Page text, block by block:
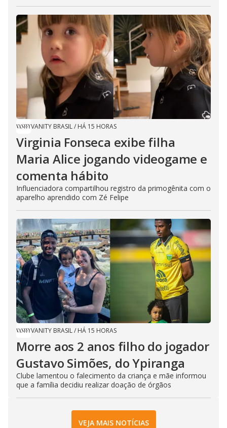
VANITY BRASIL/ HÁ 15 HORAS
Virginia Fonseca exibe filha
Maria Alice jogando videogame e
comenta hábito
Influenciadora compartilhou registro da primogênita com o
aparelho aprendido com Zé Felipe
VANITY BRASIL/ HÁ 15 HORAS
Morre aos 2 anos filho do jogador
Gustavo Simões, do Ypiranga
Clube lamentou o falecimento da criança e mãe informou
que a família decidiu realizar doação de órgãos
VEJA MAIS NOTÍCIAS